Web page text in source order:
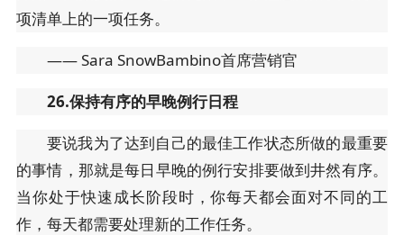
项清单上的一项任务。
—— Sara SnowBambino首席营销官
26.保持有序的早晚例行日程
要说我为了达到自己的最佳工作状态所做的最重要
的事情，那就是每日早晚的例行安排要做到井然有序。
当你处于快速成长阶段时，你每天都会面对不同的工
作，每天都需要处理新的工作任务。